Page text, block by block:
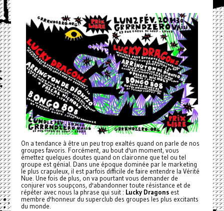
On a tendance à être un peu trop exaltés quand on parle de nos
groupes favoris. Forcément, au bout d'un moment, vous
émettez quelques doutes quand on claironne que tel ou tel
groupe est génial. Dans une époque dominée par le marketing
le plus crapuleux, il est parfois difficile de faire entendre la Vérité
Nue. Une fois de plus, on va pourtant vous demander de
conjurer vos soupçons, d'abandonner toute résistance et de
répéter avec nous la phrase qui suit : Lucky Dragonsest
membre d'honneur du superclub des groupes les plus excitants
du monde.